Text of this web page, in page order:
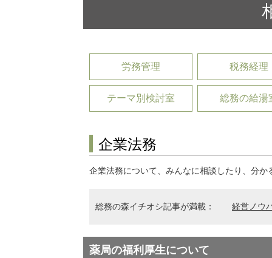
労務管理 税務経理
テーマ別検討室 総務の給湯
企業法務
企業法務について、みんなに相談したり、分
総務の森イチオシ記事が満載： 経営ノウ
薬局の福利厚生について